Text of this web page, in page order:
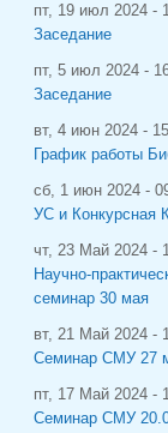
пт, 19 июл 2024 -
Заседание
пт, 5 июл 2024 -
Заседание
вт, 4 июн 2024 -
График работы
сб, 1 июн 2024 -
УС и Конкурсная
чт, 23 Май 2024 -
Научно-
семинар 30 мая
вт, 21 Май 2024 -
Семинар СМУ 27
пт, 17 Май 2024 -
Семинар СМУ